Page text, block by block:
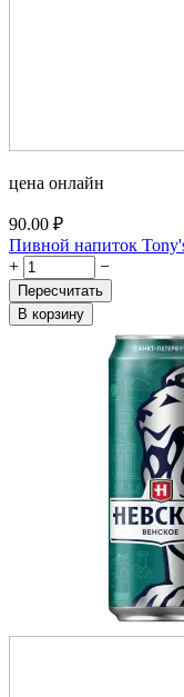
цена онлайн
90.00 ₽
Пивной напиток
+
−
Пересчитать
В корзину